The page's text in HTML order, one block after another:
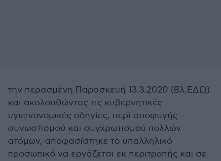
την περασμένη Παρασκευή 13.3.2020 (Βλ.ΕΔΩ)
και ακολουθώντας τις κυβερνητικές
υγιεινονομικές οδηγίες, περί αποφυγής
συνωστισμού και συγχρωτισμού πολλών
ατόμων, αποφασίστηκε το υπαλληλικό
προσωπικό να εργάζεται εκ περιτροπής και σε